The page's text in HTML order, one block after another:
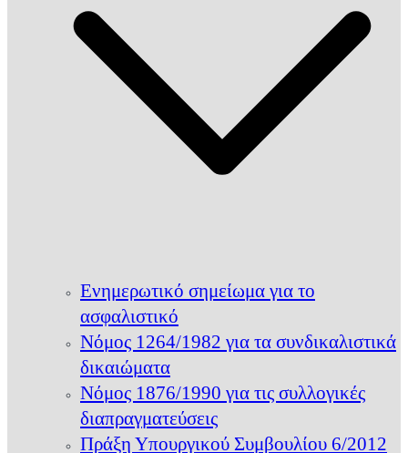
Ενημερωτικό σημείωμα για το
ασφαλιστικό
Νόμος 1264/1982 για τα συνδικαλιστικά
δικαιώματα
Νόμος 1876/1990 για τις συλλογικές
διαπραγματεύσεις
Πράξη Υπουργικού Συμβουλίου 6/2012